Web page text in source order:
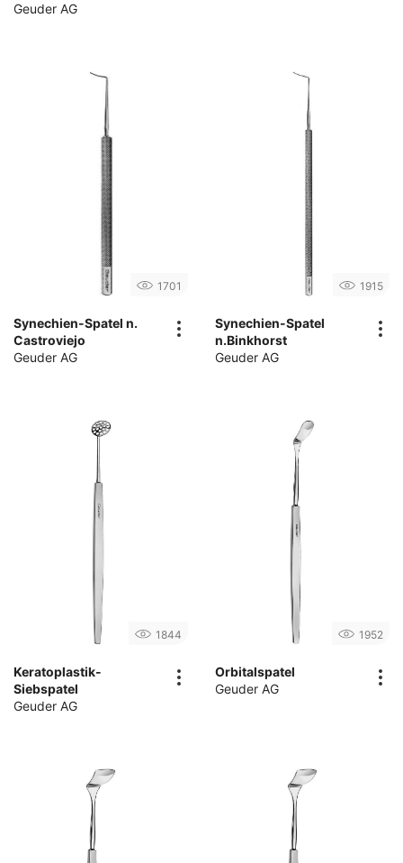
Geuder AG
1701
Synechien-Spatel n.
Castroviejo
Geuder AG
1915
Synechien-Spatel
n.Binkhorst
Geuder AG
1844
Keratoplastik-
Siebspatel
Geuder AG
1952
Orbitalspatel
Geuder AG